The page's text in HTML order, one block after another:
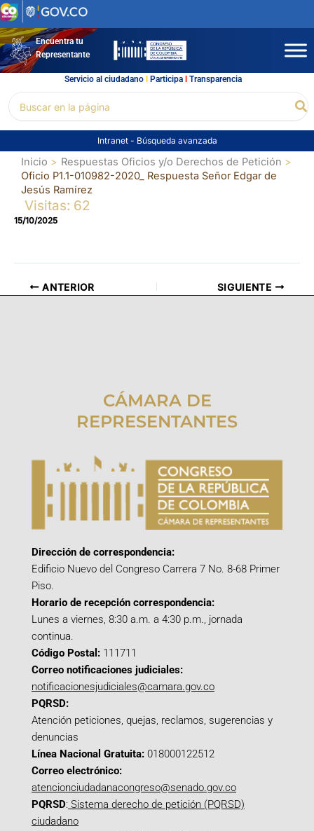
Ir
al
contenidoEncuentra tu
Representante
Servicio al ciudadano l Participal Transparencia
por:
Intranet - Búsqueda avanzada
Inicio
Respuestas Oficios y/o Derechos de Petición
Oficio P1.1-010982-2020_ Respuesta Señor Edgar de
Jesús Ramírez
Visitas: 62
15/10/2025
ANTERIOR SIGUIENTE
CÁMARA DE
REPRESENTANTES
Dirección de correspondencia:
Edificio Nuevo del Congreso Carrera 7 No. 8-68 Primer
Piso.
Horario de recepción correspondencia:
Lunes a viernes, 8:30 a.m. a 4:30 p.m., jornada
continua.
Código Postal: 111711
Correo notificaciones judiciales:
notificacionesjudiciales@camara.gov.co
PQRSD:
Atención peticiones, quejas, reclamos, sugerencias y
denuncias
Línea Nacional Gratuita: 018000122512
Correo electrónico:
atencionciudadanacongreso@senado.gov.co
PQRSD: Sistema derecho de petición (PQRSD)
ciudadano